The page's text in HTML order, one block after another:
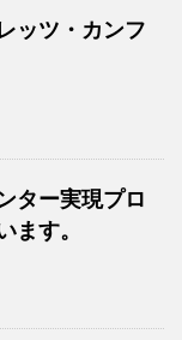
ッツ・カンフ
ター実現プロ
ます。